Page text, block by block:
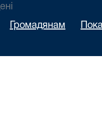
Громадянам